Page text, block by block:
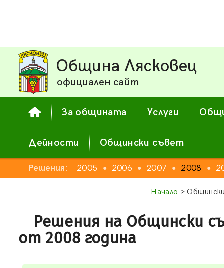
Община Лясковец
официален сайт
За общината Услуги
Дейности Общински съвет
Решения:
● 2004 2005 ● 2006 ● 2007 ● 2008 ●
Начало >
Решения на Общински
от 2008 година